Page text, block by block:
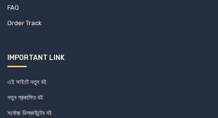
FAQ
Order Track
IMPORTANT LINK
এই সাইটে নতুন বই
নতুন প্রকাশিত বই
সর্বোচ্চ ডিস্কাউন্টের বই